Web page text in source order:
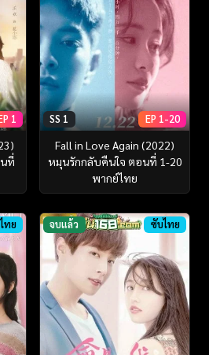
1
ที่
SS 1 EP 1-20
Fall in Love Again (2022)
หมุนรักกลับคืนใจ ตอนที่ 1-20
พากย์ไทย
ทย จบแล้ว ซับไทย